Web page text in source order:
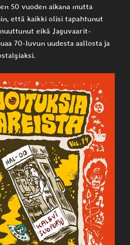
50 vuoden aikana mutta
että kaikki olisi tapahtunut
eikä Jaguvaarit-
70-luvun uudesta aallosta ja